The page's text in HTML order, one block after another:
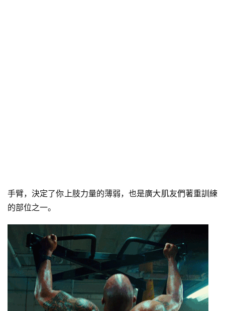
手臂，決定了你上肢力量的薄弱，也是廣大肌友們著重訓練
的部位之一。